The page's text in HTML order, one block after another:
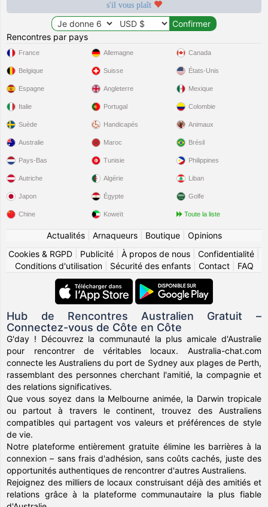
s'il vous plaît
Rencontres par pays
France
Belgique
Espagne
Italie
Suède
Allemagne
Suisse
Angleterre
Portugal
Handicapés
Canada
États-Unis
Mexique
Colombie
Animaux
Australie
Pays-Bas
Autriche
Japon
Chine
Maroc
Tunisie
Algérie
Égypte
Koweït
Brésil
Philippines
Liban
Golfe
Toute la liste
Actualités| Arnaqueurs| Boutique| Opinions
Cookies & RGPD
Publicité À propos de nous Confidentialité
Conditions d'utilisation| Sécurité des enfants| Contact| FAQ
Hub de Rencontres Australien Gratuit –
Connectez-vous de Côte en Côte
G'day ! Découvrez la communauté la plus amicale d'Australie
pour rencontrer de véritables locaux. Australia-chat.com
connecte les Australiens du port de Sydney aux plages de Perth,
rassemblant des personnes cherchant l'amitié, la compagnie et
des relations significatives.
Que vous soyez dans la Melbourne animée, la Darwin tropicale
ou partout à travers le continent, trouvez des Australiens
compatibles qui partagent vos valeurs et préférences de style
de vie.
Notre plateforme entièrement gratuite élimine les barrières à la
connexion – sans frais d'adhésion, sans coûts cachés, juste des
opportunités authentiques de rencontrer d'autres Australiens.
Rejoignez des milliers de locaux construisant déjà des amitiés et
relations grâce à la plateforme communautaire la plus fiable